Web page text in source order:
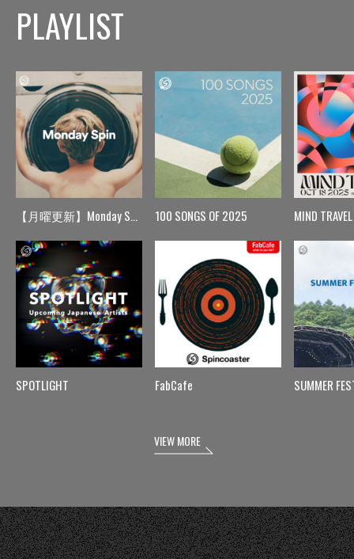
PLAYLIST
【月曜更新】Monday Spin
SPOTLIGHT
100 SONGS OF 2025
FabCafe
MIND TRAVEL
SUMMER
VIEW MORE